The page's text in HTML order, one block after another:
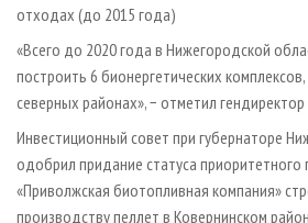
отходах (до 2015 года)
«Всего до 2020 года в Нижегородской
построить 6 бионергетических
северных районах», − отметил
Инвестиционный совет при губернаторе
одобрил придание статуса
«Приволжская биотопливная компания»
производству пеллет в Ковернинском